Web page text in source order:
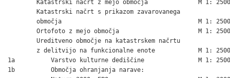
        Katastrski načrt z mejo območja              M 1: 2500
        Katastrski načrt s prikazom zavarovanega
        območja                                      M 1: 2500
        Ortofoto z mejo območja                      M 1: 2500
        Ureditveno območje na katastrskem načrtu
        z delitvijo na funkcionalne enote            M 1: 2500
1a          Varstvo kulturne dediščine               M 1: 2500
1b          Območja ohranjanja narave: